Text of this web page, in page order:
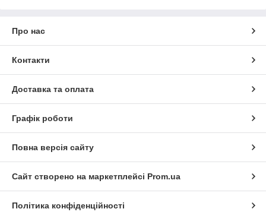
Про нас
Контакти
Доставка та оплата
Графік роботи
Повна версія сайту
Сайт створено на маркетплейсі Prom.ua
Політика конфіденційності